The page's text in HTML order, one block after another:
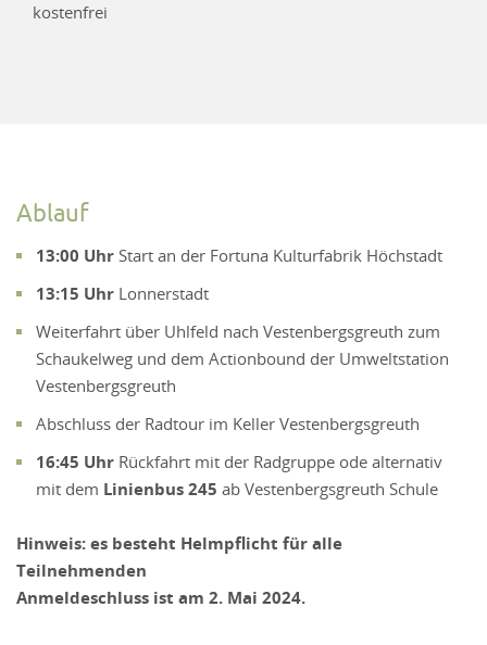
kostenfrei
Ablauf
13:00 Uhr Start an der Fortuna Kulturfabrik Höchstadt
13:15 Uhr Lonnerstadt
Weiterfahrt über Uhlfeld nach Vestenbergsgreuth zum
Schaukelweg und dem Actionbound der Umweltstation
Vestenbergsgreuth
Abschluss der Radtour im Keller Vestenbergsgreuth
16:45 Uhr Rückfahrt mit der Radgruppe ode alternativ
mit dem Linienbus 245 ab Vestenbergsgreuth Schule
Hinweis: es besteht Helmpflicht für alle
Teilnehmenden
Anmeldeschluss ist am 2. Mai 2024.